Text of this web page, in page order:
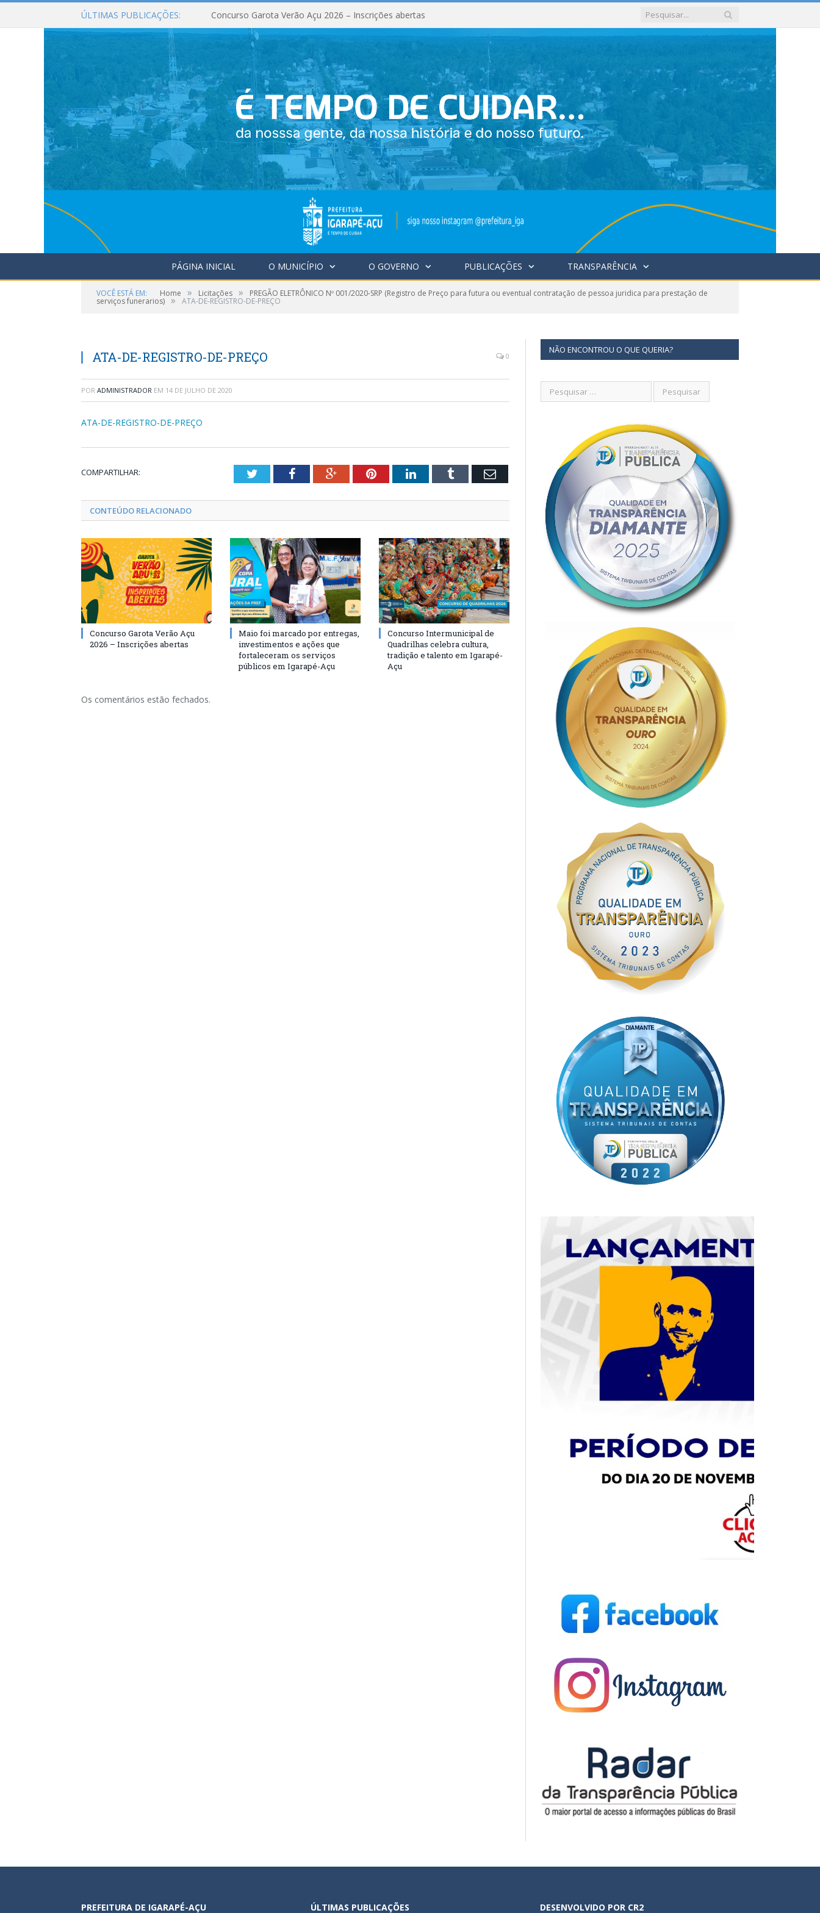
ÚLTIMAS PUBLICAÇÕES: Concurso Garota Verão Açu 2026 – Inscrições abertas
PÁGINA INICIAL O MUNICÍPIO O GOVERNO PUBLICAÇÕES TRANSPARÊNCIA
VOCÊ ESTÁ EM: Home » Licitações » PREGÃO ELETRÔNICO Nº 001/2020-SRP (Registro de Preço para futura ou eventual contratação de pessoa juridica para prestação de
serviços funerarios) » ATA-DE-REGISTRO-DE-PREÇO
ATA-DE-REGISTRO-DE-PREÇO 0
POR ADMINISTRADOR EM 14 DE JULHO DE 2020
ATA-DE-REGISTRO-DE-PREÇO
COMPARTILHAR: TwitterFacebookGoogle+PinterestLinkedInTumblr Email
CONTEÚDO RELACIONADO
Concurso Garota Verão Açu
2026 – Inscrições abertas
Maio foi marcado por entregas,
investimentos e ações que
fortaleceram os serviços
públicos em Igarapé-Açu
Concurso Intermunicipal de
Quadrilhas celebra cultura,
tradição e talento em Igarapé-
Açu
Os comentários estão fechados.
NÃO ENCONTROU O QUE QUERIA?
PREFEITURA DE IGARAPÉ-AÇU ÚLTIMAS PUBLICAÇÕES DESENVOLVIDO POR CR2